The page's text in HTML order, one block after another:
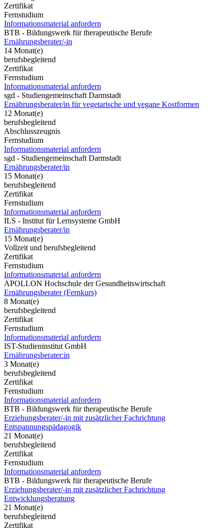
Zertifikat
Fernstudium
Informationsmaterial anfordern
BTB - Bildungswerk für therapeutische Berufe
Ernährungsberater/-in
14 Monat(e)
berufsbegleitend
Zertifikat
Fernstudium
Informationsmaterial anfordern
sgd - Studiengemeinschaft Darmstadt
Ernährungsberater/in für vegetarische und vegane Kostformen
12 Monat(e)
berufsbegleitend
Abschlusszeugnis
Fernstudium
Informationsmaterial anfordern
sgd - Studiengemeinschaft Darmstadt
Ernährungsberater/in
15 Monat(e)
berufsbegleitend
Zertifikat
Fernstudium
Informationsmaterial anfordern
ILS - Institut für Lernsysteme GmbH
Ernährungsberater/in
15 Monat(e)
Vollzeit und berufsbegleitend
Zertifikat
Fernstudium
Informationsmaterial anfordern
APOLLON Hochschule der Gesundheitswirtschaft
Ernährungsberater (Fernkurs)
8 Monat(e)
berufsbegleitend
Zertifikat
Fernstudium
Informationsmaterial anfordern
IST-Studieninstitut GmbH
Ernährungsberater:in
3 Monat(e)
berufsbegleitend
Zertifikat
Fernstudium
Informationsmaterial anfordern
BTB - Bildungswerk für therapeutische Berufe
Erziehungsberater/-in mit zusätzlicher Fachrichtung
Entspannungspädagogik
21 Monat(e)
berufsbegleitend
Zertifikat
Fernstudium
Informationsmaterial anfordern
BTB - Bildungswerk für therapeutische Berufe
Erziehungsberater/-in mit zusätzlicher Fachrichtung
Entwicklungsberatung
21 Monat(e)
berufsbegleitend
Zertifikat